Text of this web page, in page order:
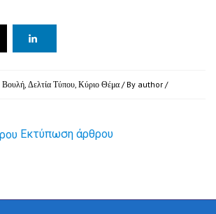
Βουλή, Δελτία Τύπου, Κύριο Θέμα / By author /
Εκτύπωση άρθρου